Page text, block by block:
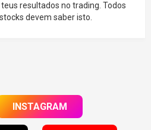
teus resultados no trading. Todos
devem saber isto.
INSTAGRAM